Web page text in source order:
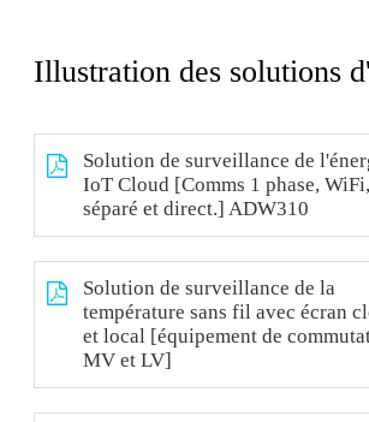
Illustration des solutions
Solution de surveillance de
IoT Cloud [Comms 1 phase, WiFi,
séparé et direct.] ADW310
Solution de surveillance de la
température sans fil avec écran
et local [équipement de
MV et LV]